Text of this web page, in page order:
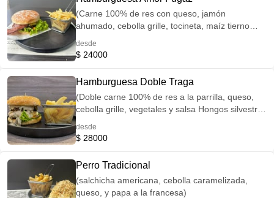
(Carne 100% de res con queso, jamón
ahumado, cebolla grille, tocineta, maíz tierno
papa a la francesa
desde
$ 24000
Hamburguesa Doble Traga
(Doble carne 100% de res a la parrilla, queso,
cebolla grille, vegetales y salsa Hongos silvestres
desde
$ 28000
Perro Tradicional
(salchicha americana, cebolla caramelizada,
queso, y papa a la francesa)